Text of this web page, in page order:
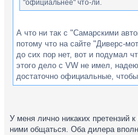
"официальнее" что-ли.
А что ни так с "Самарскими
потому что на сайте "Диверс-
до сих пор нет, вот и подумал
этого дело с VW не имел,
достаточно официальные,
У меня лично никаких претензий
ними общаться. Оба дилера